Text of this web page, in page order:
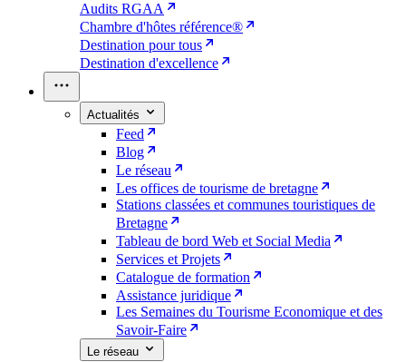
Audits RGAA
Chambre d'hôtes référence®
Destination pour tous
Destination d'excellence
Actualités
Feed
Blog
Le réseau
Les offices de tourisme de bretagne
Stations classées et communes touristiques de
Bretagne
Tableau de bord Web et Social Media
Services et Projets
Catalogue de formation
Assistance juridique
Les Semaines du Tourisme Economique et des
Savoir-Faire
Le réseau